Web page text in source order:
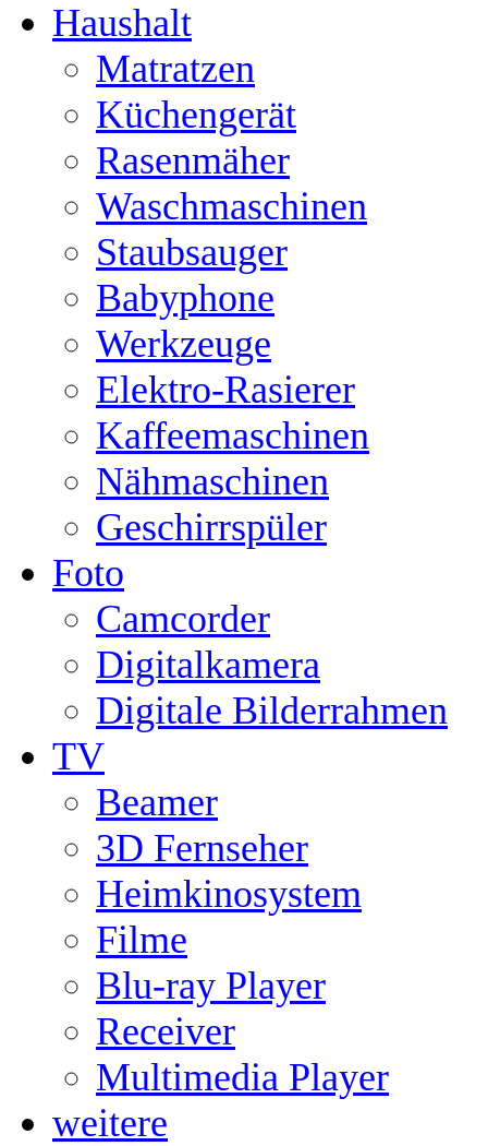
Haushalt
Matratzen
Küchengerät
Rasenmäher
Waschmaschinen
Staubsauger
Babyphone
Werkzeuge
Elektro-Rasierer
Kaffeemaschinen
Nähmaschinen
Geschirrspüler
Foto
Camcorder
Digitalkamera
Digitale Bilderrahmen
TV
Beamer
3D Fernseher
Heimkinosystem
Filme
Blu-ray Player
Receiver
Multimedia Player
weitere